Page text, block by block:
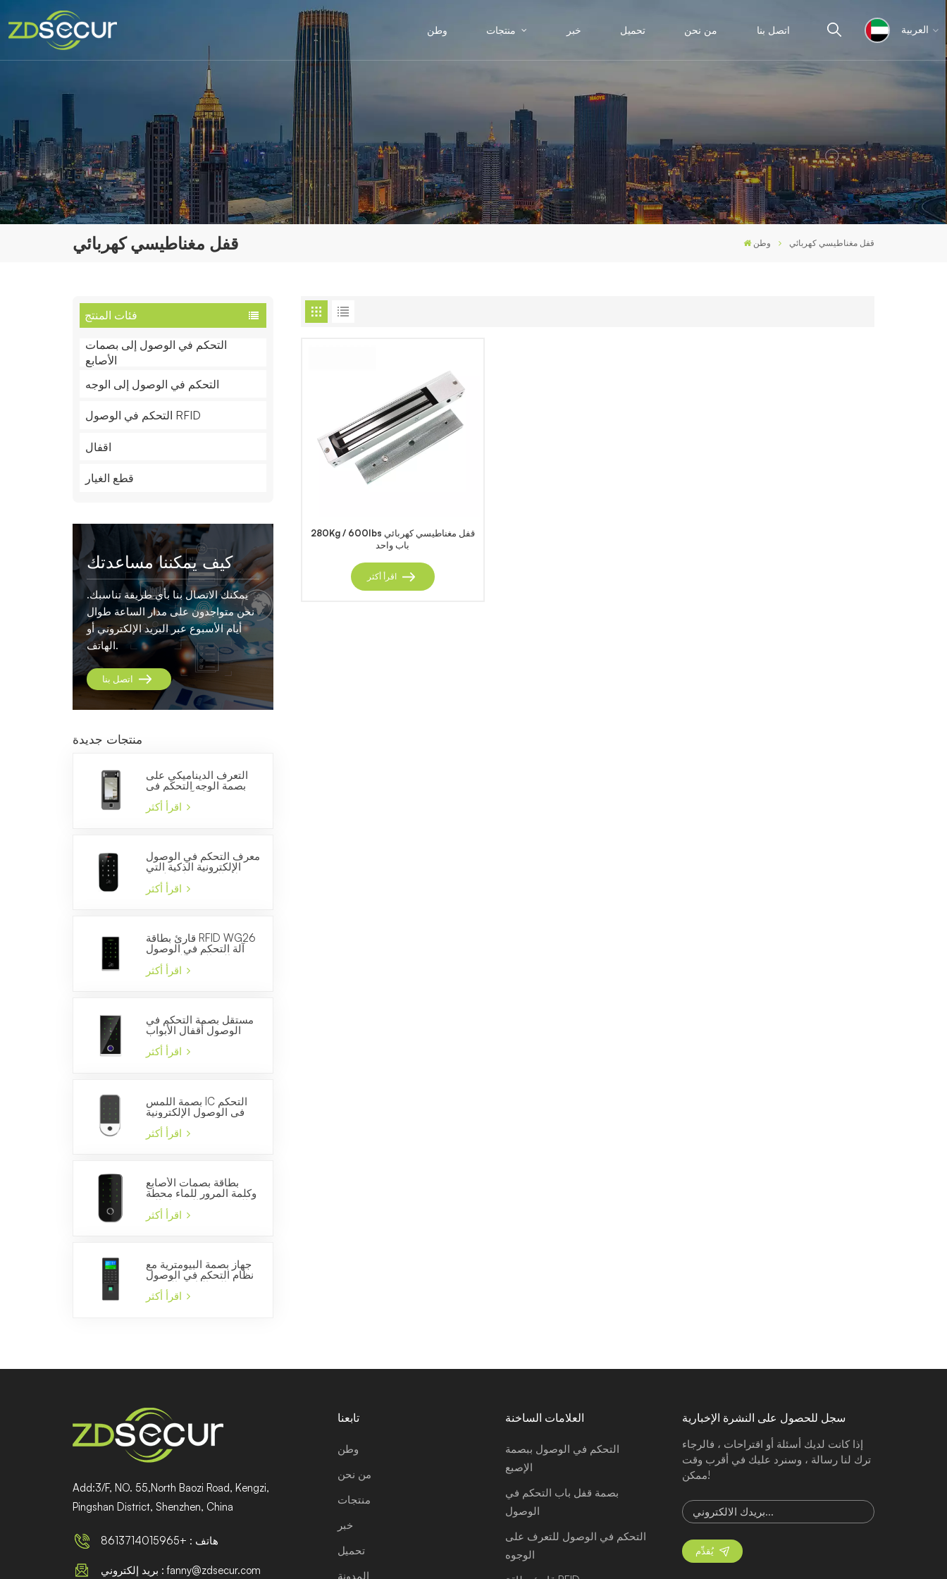
وطن خبر تحميل من نحن اتصل بنا العربية
ไทย
العربية
中文 قفل مغناطيسي كهربائي وطن قفل مغناطيسي كهربائي
فئات المنتج
التحكم في الوصول إلى بصمات
الأصابع
التحكم في الوصول إلى الوجه
التحكم في الوصول RFID
اقفال
قطع الغيار
كيف يمكننا مساعدتك
يمكنك الاتصال بنا بأي طريقة تناسبك.
نحن متواجدون على مدار الساعة طوال
أيام الأسبوع عبر البريد الإلكتروني أو
الهاتف.
اتصل بنا
منتجات جديدة
التعرف الديناميكي على
بصمة الوجه التحكم في
الوصول وآلة الحضور
والانصراف
معرف التحكم في الوصول
الإلكترونية الذكية التي
تعمل باللمس قارئ لوحة
المفاتيح للسيطرة على
الباب
قارئ بطاقة RFID WG26
آلة التحكم في الوصول
إلى الباب المستقلة
مستقل بصمة التحكم في
الوصول أقفال الأبواب
WG26 قارئ بطاقة الهوية
بصمة اللمس IC التحكم
في الوصول الإلكترونية
قفل الباب بوابة فتاحة
الذكية قارئ لوحة المفاتيح
بطاقة بصمات الأصابع
وكلمة المرور للماء محطة
التحكم في الوصول إلى
الباب المستقل
جهاز بصمة البيومترية مع
نظام التحكم في الوصول
إلى الباب والشركة
المصنعة للوقت الحضور
280Kg / 600Ibs قفل مغناطيسي كهربائي
باب واحد
اقرأ أكثر
Add:3/F, NO. 55,North Baozi Road, Kengzi,
Pingshan District, Shenzhen, China
هاتف : +8613714015965
بريد إلكتروني : fanny@zdsecur.com
تابعنا
وطن
من نحن
منتجات
خبر
تحميل
المدونة
العلامات الساخنة
التحكم في الوصول ببصمة
الإصبع
بصمة قفل باب التحكم في
الوصول
التحكم في الوصول للتعرف على
الوجوه
سجل للحصول على النشرة الإخبارية
إذا كانت لديك أسئلة أو اقتراحات ، فالرجاء
ترك لنا رسالة ، وسنرد عليك في أقرب وقت
ممكن!
يُقدِّم